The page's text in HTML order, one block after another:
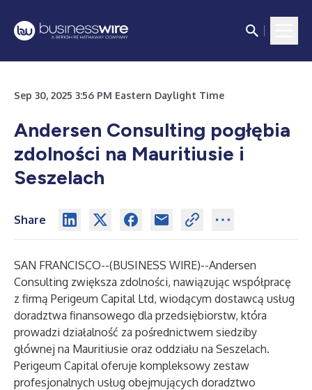
Sep 30, 2025 3:56 PM Eastern Daylight Time
Andersen Consulting pogłębia
zdolności na Mauritiusie i
Seszelach
Share
SAN FRANCISCO--(BUSINESS WIRE)--Andersen
Consulting zwiększa zdolności, nawiązując współpracę
z firmą Perigeum Capital Ltd, wiodącym dostawcą usług
doradztwa finansowego dla przedsiębiorstw, która
prowadzi działalność za pośrednictwem siedziby
głównej na Mauritiusie oraz oddziału na Seszelach.
Perigeum Capital oferuje kompleksowy zestaw
profesjonalnych usług obejmujących doradztwo